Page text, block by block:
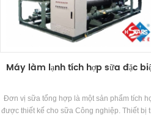
Máy làm lạnh tích hợp sữa đặc
Đơn vị sữa tổng hợp là một sản phẩm tích
được thiết kế cho sữa Công nghiệp. Thiết bị